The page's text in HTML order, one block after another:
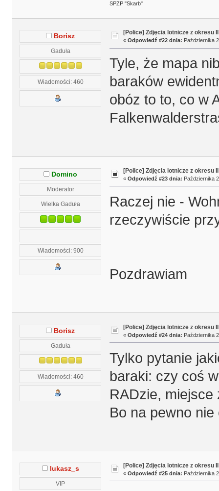
SPZP "Skarb"
Borisz
Gaduła
Wiadomości: 460
[Police] Zdjęcia lotnicze z okresu II
« Odpowiedź #22 dnia: Października
Tyle, że mapa
baraków
obóz to to, co w
Domino
Moderator
Wielka Gaduła
Wiadomości: 900
[Police] Zdjęcia lotnicze z okresu II
« Odpowiedź #23 dnia: Października
Raczej nie -
rzeczywiście
Pozdrawiam
Borisz
Gaduła
Wiadomości: 460
[Police] Zdjęcia lotnicze z okresu II
« Odpowiedź #24 dnia: Października
Tylko pytanie
baraki: czy coś
RADzie,
Bo na pewno
lukasz_s
VIP
[Police] Zdjęcia lotnicze z okresu II
« Odpowiedź #25 dnia: Października